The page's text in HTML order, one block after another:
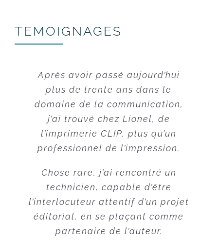
TEMOIGNAGES
Outre une technique de pointe,
qui permet de rendre des travaux
de très grande qualité, le Centre
Littéraire provençal c’est une
équipe véritable. Mais l’un n’irait
pas sans l’autre. Depuis des
l’évolution positive de cette
entreprise familiale qui
aujourd’hui s’est hissé au niveau
des meilleures en France.
Mention toute spéciale à l’accueil
Après avoir passé aujourd’hui
plus de trente ans dans le
domaine de la communication,
j’ai trouvé chez Lionel, de
l’imprimerie CLIP, plus qu’un
professionnel de l’impression.
Chose rare, j’ai rencontré un
technicien, capable d’être
l’interlocuteur attentif d’un projet
éditorial, en se plaçant comme
partenaire de l’auteur.